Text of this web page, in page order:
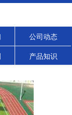
公司动态
产品知识